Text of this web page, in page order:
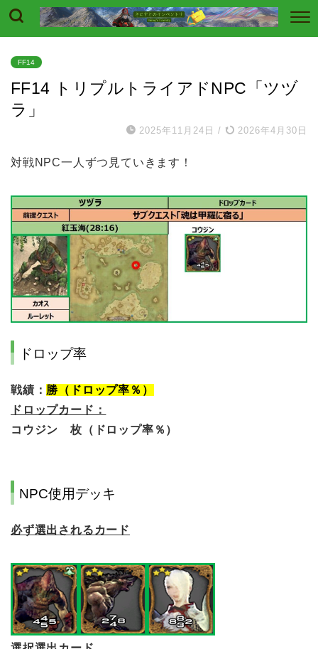
FF14
FF14 トリプルトライアドNPC「ツヅ
ラ」
2025年11月24日 / 2026年4月30日
対戦NPC一人ずつ見ていきます！
ドロップ率
戦績： 勝（ドロップ率％）
ドロップカード：
コウジン 枚（ドロップ率％）
NPC使用デッキ
必ず選出されるカード